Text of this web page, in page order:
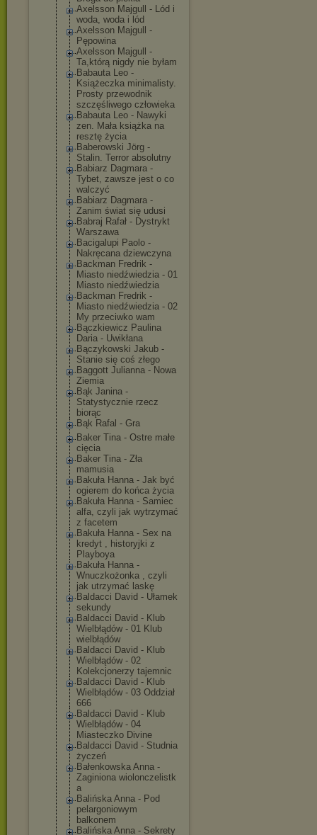
Axelsson Majgull - Lód i
woda, woda i lód
Axelsson Majgull -
Pępowina
Axelsson Majgull -
Ta,którą nigdy nie byłam
Babauta Leo -
Książeczka minimalisty.
Prosty przewodnik
szczęśliwego człowieka
Babauta Leo - Nawyki
zen. Mała książka na
resztę życia
Baberowski Jörg -
Stalin. Terror absolutny
Babiarz Dagmara -
Tybet, zawsze jest o co
walczyć
Babiarz Dagmara -
Zanim świat się udusi
Babraj Rafał - Dystrykt
Warszawa
Bacigalupi Paolo -
Nakręcana dziewczyna
Backman Fredrik -
Miasto niedźwiedzia - 01
Miasto niedźwiedzia
Backman Fredrik -
Miasto niedźwiedzia - 02
My przeciwko wam
Bączkiewicz Paulina
Daria - Uwikłana
Bączykowski Jakub -
Stanie się coś złego
Baggott Julianna - Nowa
Ziemia
Bąk Janina -
Statystycznie rzecz
biorąc
Bąk Rafal - Gra
Baker Tina - Ostre małe
cięcia
Baker Tina - Zła
mamusia
Bakuła Hanna - Jak być
ogierem do końca życia
Bakuła Hanna - Samiec
alfa, czyli jak wytrzymać
z facetem
Bakuła Hanna - Sex na
kredyt , historyjki z
Playboya
Bakuła Hanna -
Wnuczkożonka , czyli
jak utrzymać laskę
Baldacci David - Ułamek
sekundy
Baldacci David - Klub
Wielbłądów - 01 Klub
wielbłądów
Baldacci David - Klub
Wielbłądów - 02
Kolekcjonerzy tajemnic
Baldacci David - Klub
Wielbłądów - 03 Oddział
666
Baldacci David - Klub
Wielbłądów - 04
Miasteczko Divine
Baldacci David - Studnia
życzeń
Bałenkowska Anna -
Zaginiona wiolonczelistk
a
Balińska Anna - Pod
pelargoniowym
balkonem
Balińska Anna - Sekrety